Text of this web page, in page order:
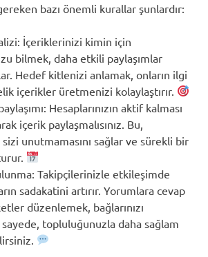
bazı önemli kurallar şunlardır:
İçeriklerinizi kimin için
bilmek, daha etkili paylaşımlar
Hedef kitlenizi anlamak, onların ilgi
içerikler üretmenizi kolaylaştırır.
Hesaplarınızın aktif kalması
içerik paylaşmalısınız. Bu,
unutmamasını sağlar ve sürekli bir
Takipçilerinizle etkileşimde
sadakatini artırır. Yorumlara cevap
düzenlemek, bağlarınızı
topluluğunuzla daha sağlam